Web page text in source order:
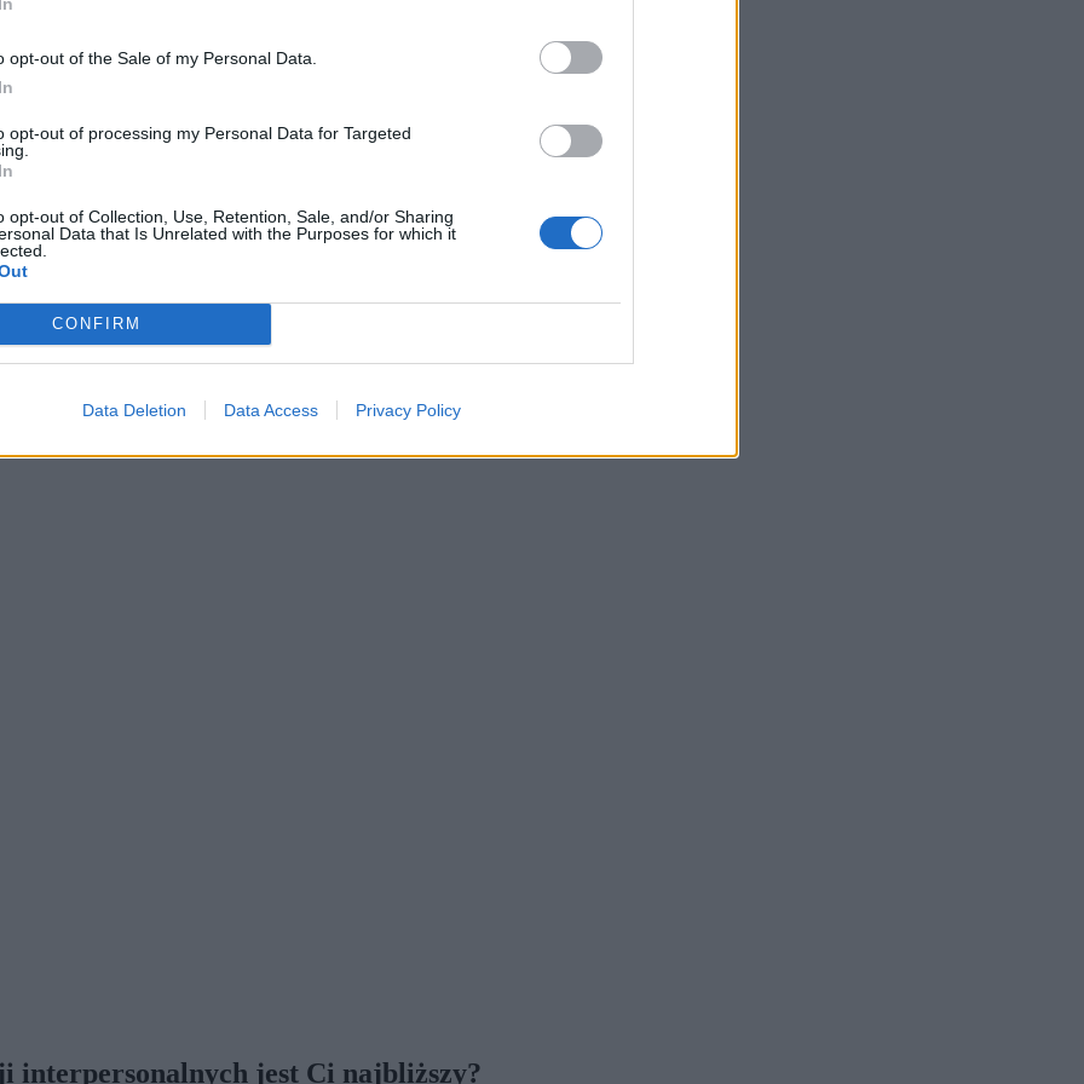
opt-out of the Sale of my Personal Data.
opt-out of processing my Personal Data for Targeted
opt-out of Collection, Use, Retention, Sale, and/or Sharing
Data that Is Unrelated with the Purposes for which it
CONFIRM
Data Deletion Data Access Privacy Policy
w dzieciństwie?
tylko w uzasadnionych przypadkach
interpersonalnych jest Ci najbliższy?